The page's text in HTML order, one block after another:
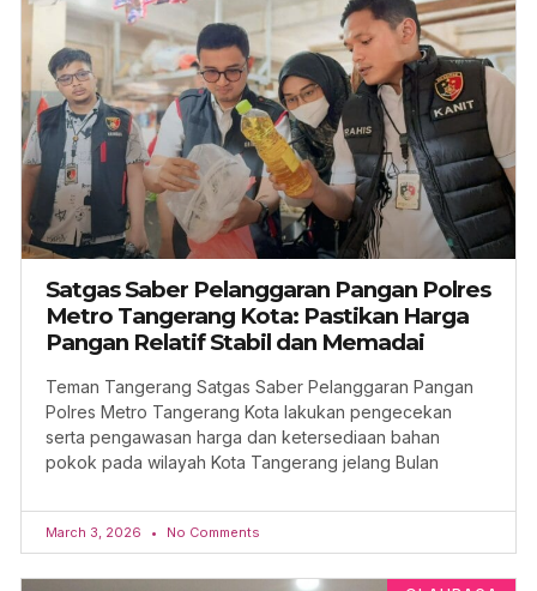
Satgas Saber Pelanggaran Pangan Polres
Metro Tangerang Kota: Pastikan Harga
Pangan Relatif Stabil dan Memadai
Teman Tangerang Satgas Saber Pelanggaran Pangan
Polres Metro Tangerang Kota lakukan pengecekan
serta pengawasan harga dan ketersediaan bahan
pokok pada wilayah Kota Tangerang jelang Bulan
March 3, 2026 No Comments